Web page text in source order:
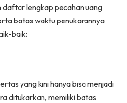
daftar lengkap pecahan uang
batas waktu penukarannya
baik:
yang kini hanya bisa menjadi
ditukarkan, memiliki batas